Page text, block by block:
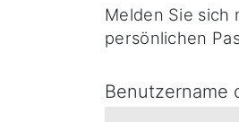
Melden Sie sich
persönlichen
Benutzername